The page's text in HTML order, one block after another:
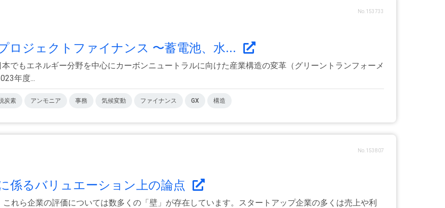
No.153733
ロジェクトファイナンス 〜蓄電池、水...
でもエネルギー分野を中心にカーボンニュートラルに向けた産業構造の変革（グリーントランフォーメ
年度...
炭素 アンモニア 事務 気候変動 ファイナンス GX 構造
No.153807
係るバリュエーション上の論点
れら企業の評価については数多くの「壁」が存在しています。スタートアップ企業の多くは売上や利